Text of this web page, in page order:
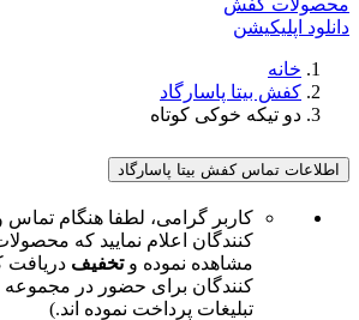
دانلود اپلیکیشن
خانه
کفش بیتا پاسارگاد
دو تیکه خوکی کوتاه
اطلاعات تماس کفش بیتا پاسارگاد
کاربر گرامی، لطفا هنگام تماس
کنندگان اعلام نمایید که
مشاهده نموده وتخفیف دریافت
کنندگان برای حضور در مجموعه
تبلیغات پرداخت نموده اند.)